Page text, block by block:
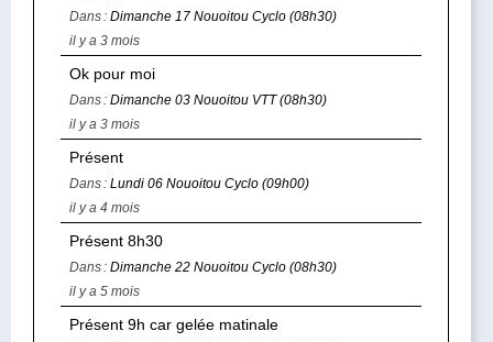
Dans : Dimanche 17 Nouoitou Cyclo (08h30)
il y a 3 mois
Ok pour moi
Dans : Dimanche 03 Nouoitou VTT (08h30)
il y a 3 mois
Présent
Dans : Lundi 06 Nouoitou Cyclo (09h00)
il y a 4 mois
Présent 8h30
Dans : Dimanche 22 Nouoitou Cyclo (08h30)
il y a 5 mois
Présent 9h car gelée matinale